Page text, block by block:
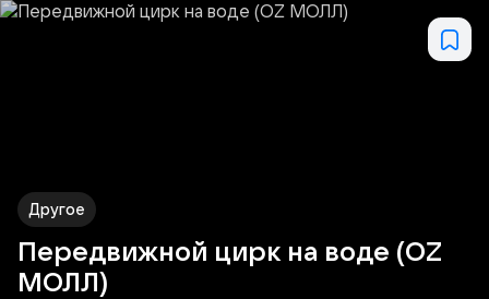
Другое
Передвижной цирк на воде (OZ
МОЛЛ)